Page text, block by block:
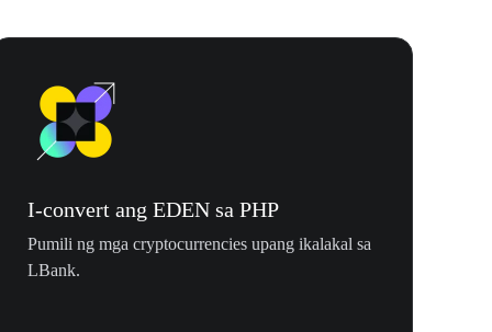
I-convert ang EDEN sa PHP
Pumili ng mga cryptocurrencies upang ikalakal sa
LBank.